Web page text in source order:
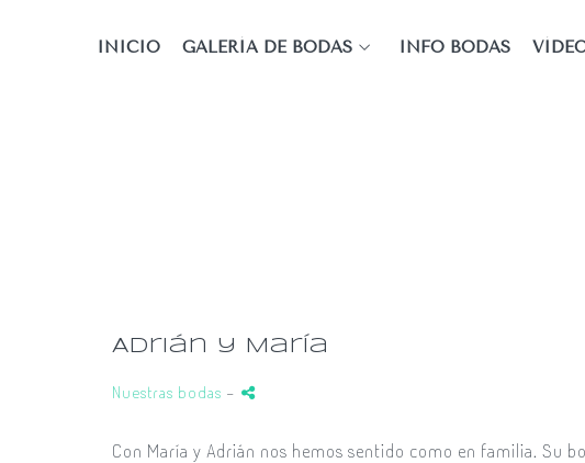
INICIO GALERÍA DE BODAS INFO BODAS
Adrián y María
Nuestras bodas -
Con María y Adrián nos hemos sentido como en familia. Su